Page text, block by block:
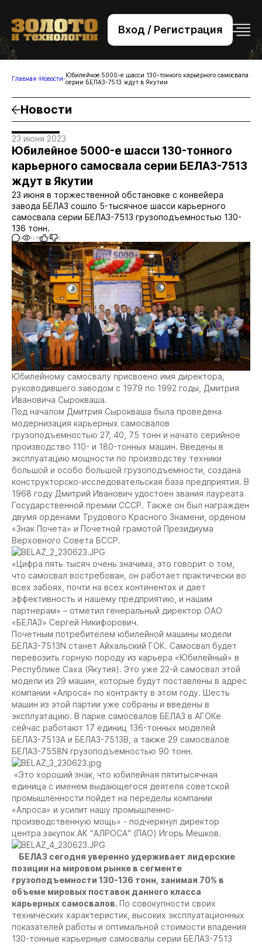
Вход / Регистрация
+7 (495) 221-76-32
bsv@zolteh.ru
Главная Новости Юбилейное 5000-е шасси 130-тонного карьерного самосвала
серии БЕЛАЗ-7513 ждут в Якутии
Новости
23 июня 2023
Юбилейное 5000-е шасси 130-тонного
карьерного самосвала серии БЕЛАЗ-7513
ждут в Якутии
23 июня в торжественной обстановке с конвейера
завода БЕЛАЗ сошло 5-тысячное шасси карьерного
самосвала серии БЕЛАЗ-7513 грузоподъемностью 130-
136 тонн.
0 1279 1 0
Юбилейному самосвалу присвоено имя директора,
руководившего заводом с 1979 по 1992 годы, Дмитрия
Ивановича Сырокваша.
Под началом Дмитрия Сырокваша была проведена
модернизация карьерных самосвалов
грузоподъемностью 27, 40, 75 тонн и начато серийное
производство 110- и 180-тонных машин. Введены в
эксплуатацию мощности по производству техники
большой и особо большой грузоподъемности, создана
конструкторско-исследовательская база предприятия. В
1968 году Дмитрий Иванович удостоен звания лауреата
Государственной премии СССР. Также он был награжден
двумя орденами Трудового Красного Знамени, орденом
«Знак Почета» и Почетной грамотой Президиума
Верховного Совета БССР.
«Цифра пять тысяч очень значима, это говорит о том,
что самосвал востребован, он работает практически во
всех забоях, почти на всех континентах и дает
эффективность и нашему предприятию, и нашим
партнерам» – отметил генеральный директор ОАО
«БЕЛАЗ» Сергей Никифорович.
Почетным потребителем юбилейной машины модели
БЕЛАЗ-7513N станет Айхальский ГОК. Самосвал будет
перевозить горную породу из карьера «Юбилейный» в
Республике Саха (Якутия). Это уже 22-й самосвал этой
модели из 29 машин, которые будут поставлены в адрес
компании «Алроса» по контракту в этом году. Шесть
машин из этой партии уже собраны и введены в
эксплуатацию. В парке самосвалов БЕЛАЗ в АГОКе
сейчас работают 17 единиц 136-тонных моделей
БЕЛАЗ-7513А и БЕЛАЗ-7513В, а также 29 самосвалов
БЕЛАЗ-7558N грузоподъемностью 90 тонн.
«Это хороший знак, что юбилейная пятитысячная
единица с именем выдающегося деятеля советской
промышленности пойдет на переделы компании
«Алроса» и усилит нашу промышленно-
производственную мощь» - подчеркнул директор
центра закупок АК "АЛРОСА" (ПАО) Игорь Мешков.
БЕЛАЗ сегодня уверенно удерживает лидерские
позиции на мировом рынке в сегменте
грузоподъемности 130-136 тонн, занимая 70% в
объеме мировых поставок данного класса
карьерных самосвалов. По совокупности своих
технических характеристик, высоких эксплуатационных
показателей работы и оптимальной стоимости владения
130-тонные карьерные самосвалы серии БЕЛАЗ-7513